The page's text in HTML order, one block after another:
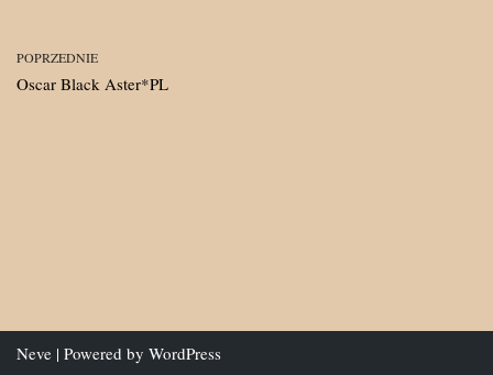
POPRZEDNIE
Oscar Black Aster*PL
Neve | Powered by WordPress